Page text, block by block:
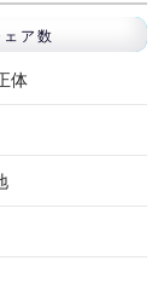
ェア数
体